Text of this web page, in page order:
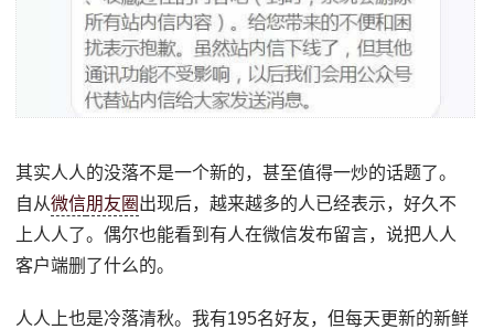
其实人人的没落不是一个新的，甚至值得一炒的话题了。
自从微信朋友圈 出现后，越来越多的人已经表示，好久不
上人人了。偶尔也能看到有人在微信发布留言，说把人人
客户端删了什么的。
人人上也是冷落清秋。我有195名好友，但每天更新的新鲜